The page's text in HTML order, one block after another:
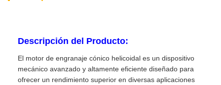
Descripción del Producto:
El motor de engranaje cónico helicoidal es un dispositivo
mecánico avanzado y altamente eficiente diseñado para
ofrecer un rendimiento superior en diversas aplicaciones